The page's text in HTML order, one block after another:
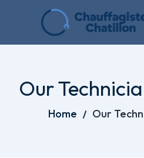
Our
Home Our